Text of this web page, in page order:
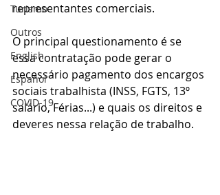
Turismo
Outros
English
Español
COVID-19
representantes comerciais.
O principal questionamento é se
essa contratação pode gerar o
necessário pagamento dos encargos
sociais trabalhista (INSS, FGTS, 13º
salário, Férias...) e quais os direitos e
deveres nessa relação de trabalho.